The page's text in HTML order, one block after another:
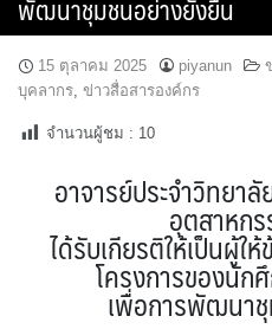
พัฒนาชุมชนอย่างยั่งยืน
15 ตุลาคม 2025 piyanun
บุคลากร, ข่าวสื่อสารองค์กร
จำนวนผู้ชม : 10
อาจารย์ประจำวิทยา
อุตสาหก
ได้รับเกียรติให้เป็นผู้ใ
โครงการของนัก
เพื่อการพัฒนา